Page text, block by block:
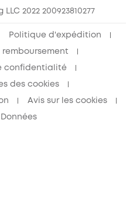
2022 200923810277
Politique d'expédition
confidentialité
des cookies
Avis sur les cookies